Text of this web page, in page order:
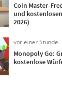
Coin Master-
und
2026)
vor einer Stunde
Monopoly Go:
kostenlose